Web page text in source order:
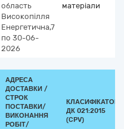
область
Високопілля
Енергетична,7
по 30-06-
2026
матеріали
АДРЕСА
ДОСТАВКИ /
СТРОК
ПОСТАВКИ/
ВИКОНАННЯ
РОБІТ/
КЛАСИФІКАТОР
ДК 021:2015
(CPV)